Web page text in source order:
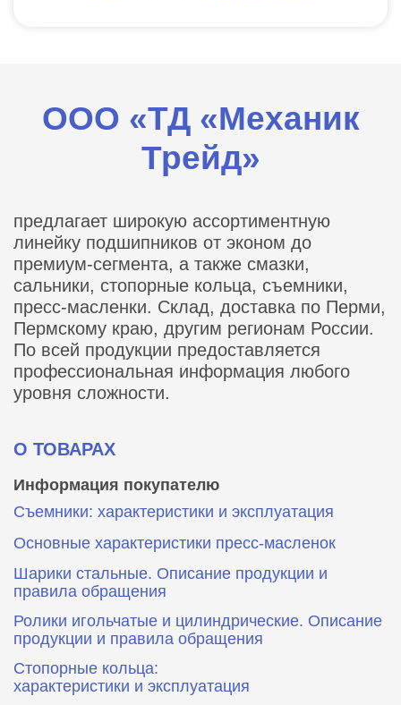
ООО «ТД «Механик
Трейд»
предлагает широкую ассортиментную
линейку подшипников от эконом до
премиум-сегмента, а также смазки,
сальники, стопорные кольца, съемники,
пресс-масленки. Склад, доставка по Перми,
Пермскому краю, другим регионам России.
По всей продукции предоставляется
профессиональная информация любого
уровня сложности.
О ТОВАРАХ
Информация покупателю
Съемники: характеристики и эксплуатация
Основные характеристики пресс‑масленок
Шарики стальные. Описание продукции и
правила обращения
Ролики игольчатые и цилиндрические. Описание
продукции и правила обращения
Стопорные кольца:
характеристики и эксплуатация